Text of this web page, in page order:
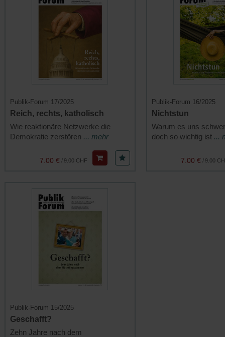
Publik-Forum 17/2025
Reich, rechts, katholisch
Wie reaktionäre Netzwerke die
Demokratie zerstören ... mehr
9.00 CHF
/
7.00 €
Publik-Forum 16/2025
Nichtstun
Warum es uns
doch so wichtig ist ...
9.00
/
7.00 €
Publik-Forum 15/2025
Geschafft?
Zehn Jahre nach dem